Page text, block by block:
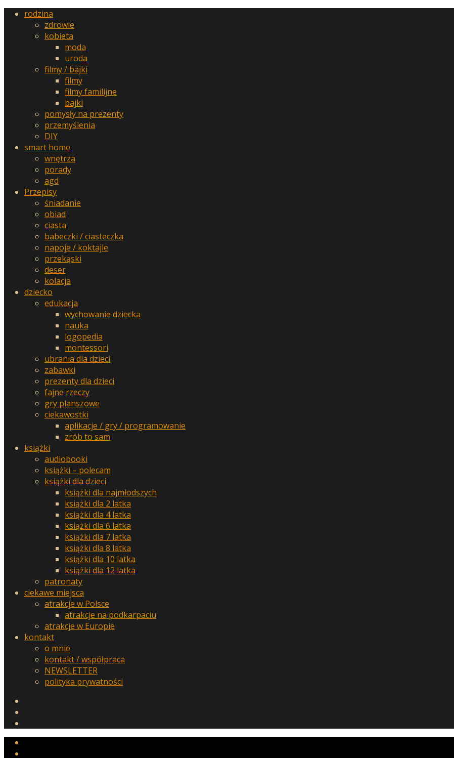
rodzina
zdrowie
kobieta
moda
uroda
filmy / bajki
filmy
filmy familijne
bajki
pomysły na prezenty
przemyślenia
DIY
smart home
wnętrza
porady
agd
Przepisy
śniadanie
obiad
ciasta
babeczki / ciasteczka
napoje / koktajle
przekąski
deser
kolacja
dziecko
edukacja
wychowanie dziecka
nauka
logopedia
montessori
ubrania dla dzieci
zabawki
prezenty dla dzieci
fajne rzeczy
gry planszowe
ciekawostki
aplikacje / gry / programowanie
zrób to sam
książki
audiobooki
książki – polecam
książki dla dzieci
książki dla najmłodszych
książki dla 2 latka
książki dla 4 latka
książki dla 6 latka
książki dla 7 latka
książki dla 8 latka
książki dla 10 latka
książki dla 12 latka
patronaty
ciekawe miejsca
atrakcje w Polsce
atrakcje na podkarpaciu
atrakcje w Europie
kontakt
o mnie
kontakt / współpraca
NEWSLETTER
polityka prywatności